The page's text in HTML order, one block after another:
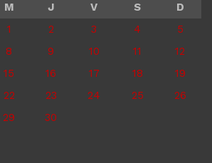
M J V S
D
1
2 3 4
5
8 9 10 11
12
15 16 17 18
19
22 23 24 25
26
29
30